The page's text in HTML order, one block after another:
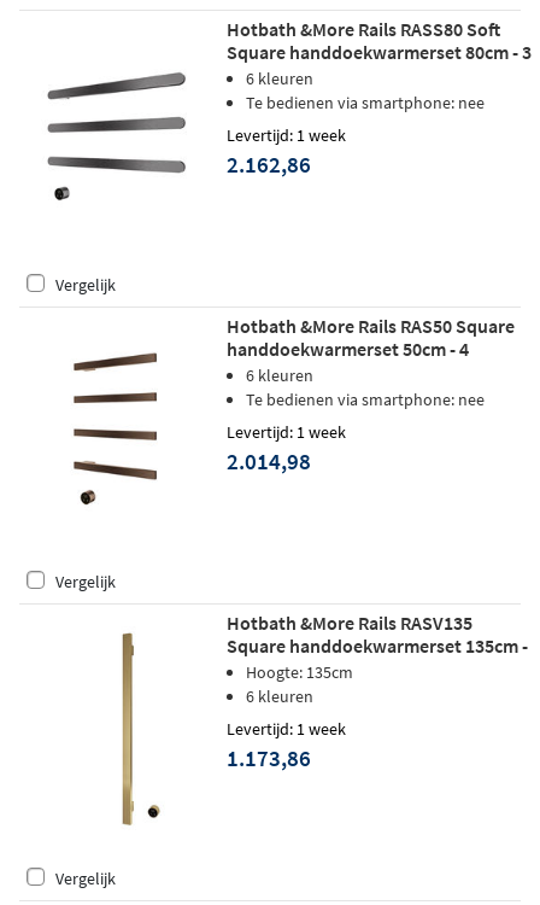
Hotbath &More Rails RASS80 Soft
Square handdoekwarmerset 80cm - 3
stangen - geborsteld gunmetal PVD
6 kleuren
Te bedienen via smartphone: nee
Levertijd: 1 week
2.162,86
Vergelijk
Hotbath &More Rails RAS50 Square
handdoekwarmerset 50cm - 4
stangen - tuscan bronze
6 kleuren
Te bedienen via smartphone: nee
Levertijd: 1 week
2.014,98
Vergelijk
Hotbath &More Rails RASV135
Square handdoekwarmerset 135cm -
1 stang - geborsteld messing PVD
Hoogte: 135cm
6 kleuren
Levertijd: 1 week
1.173,86
Vergelijk